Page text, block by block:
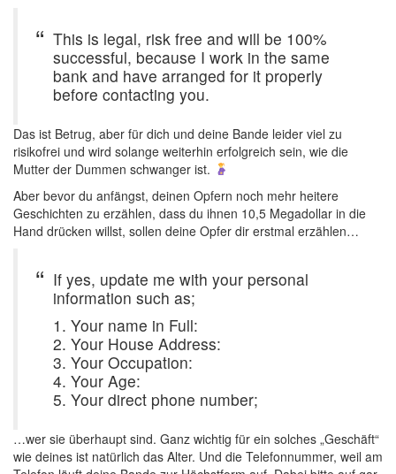
This is legal, risk free and will be 100%
successful, because I work in the same
bank and have arranged for it properly
before contacting you.
Das ist Betrug, aber für dich und deine Bande leider viel zu
risikofrei und wird solange weiterhin erfolgreich sein, wie die
Mutter der Dummen schwanger ist.
Aber bevor du anfängst, deinen Opfern noch mehr heitere
Geschichten zu erzählen, dass du ihnen 10,5 Megadollar in die
Hand drücken willst, sollen deine Opfer dir erstmal erzählen…
If yes, update me with your personal
information such as;
1. Your name in Full:
2. Your House Address:
3. Your Occupation:
4. Your Age:
5. Your direct phone number;
…wer sie überhaupt sind. Ganz wichtig für ein solches „Geschäft“
wie deines ist natürlich das Alter. Und die Telefonnummer, weil am